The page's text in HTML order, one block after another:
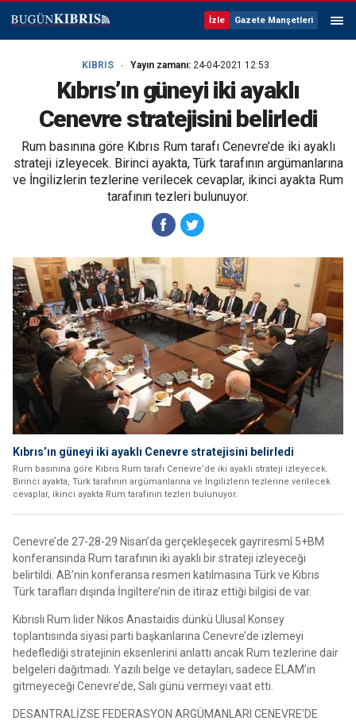
İzle Gazete Manşetleri
KIBRIS Yayın zamanı: 24-04-2021 12:53
Kıbrıs’ın güneyi iki ayaklı
Cenevre stratejisini belirledi
Rum basınına göre Kıbrıs Rum tarafı Cenevre’de iki ayaklı
strateji izleyecek. Birinci ayakta, Türk tarafının argümanlarına
ve İngilizlerin tezlerine verilecek cevaplar, ikinci ayakta Rum
tarafının tezleri bulunuyor.
Kıbrıs’ın güneyi iki ayaklı Cenevre stratejisini belirledi
Rum basınına göre Kıbrıs Rum tarafı Cenevre’de iki ayaklı strateji izleyecek.
Birinci ayakta, Türk tarafının argümanlarına ve İngilizlerin tezlerine verilecek
cevaplar, ikinci ayakta Rum tarafının tezleri bulunuyor.
Cenevre’de 27-28-29 Nisan’da gerçekleşecek gayriresmî 5+BM
konferansında Rum tarafının iki ayaklı bir strateji izleyeceği
belirtildi. AB’nin konferansa resmen katılmasına Türk ve Kıbrıs
Türk tarafları dışında İngiltere’nin de itiraz ettiği bilgisi de var.
Kıbrıslı Rum lider Nikos Anastaidis dünkü Ulusal Konsey
toplantısında siyasi parti başkanlarına Cenevre’de izlemeyi
hedeflediği stratejinin eksenlerini anlattı ancak Rum tezlerine dair
belgeleri dağıtmadı. Yazılı belge ve detayları, sadece ELAM’ın
gitmeyeceği Cenevre’de, Salı günü vermeyi vaat etti.
DESANTRALİZSE FEDERASYON ARGÜMANLARI CENEVRE’DE